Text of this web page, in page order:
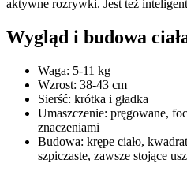
aktywne rozrywki. Jest też
Wygląd i budowa
Waga: 5-11 kg
Wzrost: 38-43 cm
Sierść: krótka i gładka
Umaszczenie: pręgowane,
znaczeniami
Budowa: krępe ciało,
szpiczaste, zawsze stojące